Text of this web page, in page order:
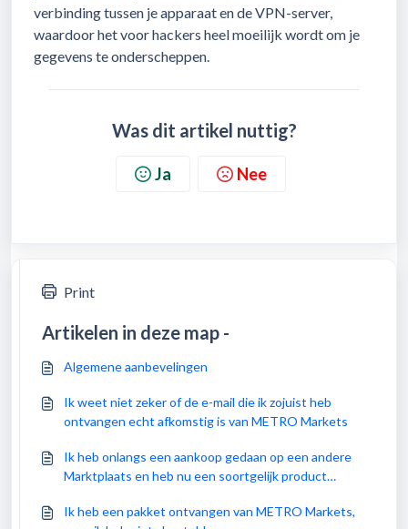
verbinding tussen je apparaat en de VPN-server,
waardoor het voor hackers heel moeilijk wordt om je
gegevens te onderscheppen.
Was dit artikel nuttig?
Ja Nee
Print
Artikelen in deze map -
Algemene aanbevelingen
Ik weet niet zeker of de e-mail die ik zojuist heb
ontvangen echt afkomstig is van METRO Markets
Ik heb onlangs een aankoop gedaan op een andere
Marktplaats en heb nu een soortgelijk product
nooit iets bij jullie besteld en ik heb ook geen account
Ik heb een pakket ontvangen van METRO Markets,